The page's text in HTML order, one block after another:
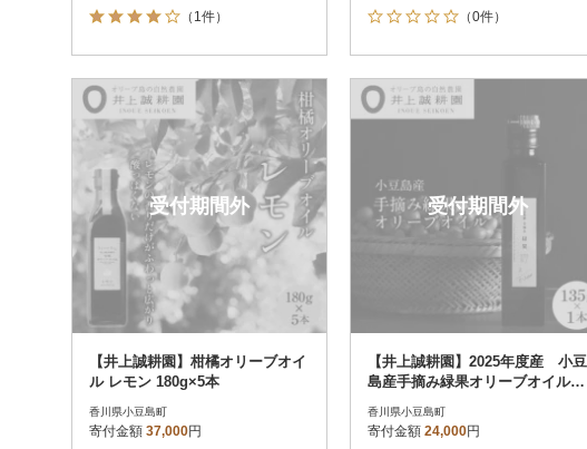
（1件）
（0件）
受付期間外
【井上誠耕園】柑橘オリーブオイ
ル レモン 180g×5本
香川県小豆島町
寄付金額 37,000円
受付期間外
【井上誠耕園】2025年度産 小豆
島産手摘み緑果オリーブオイル 1
香川県小豆島町
寄付金額 24,000円